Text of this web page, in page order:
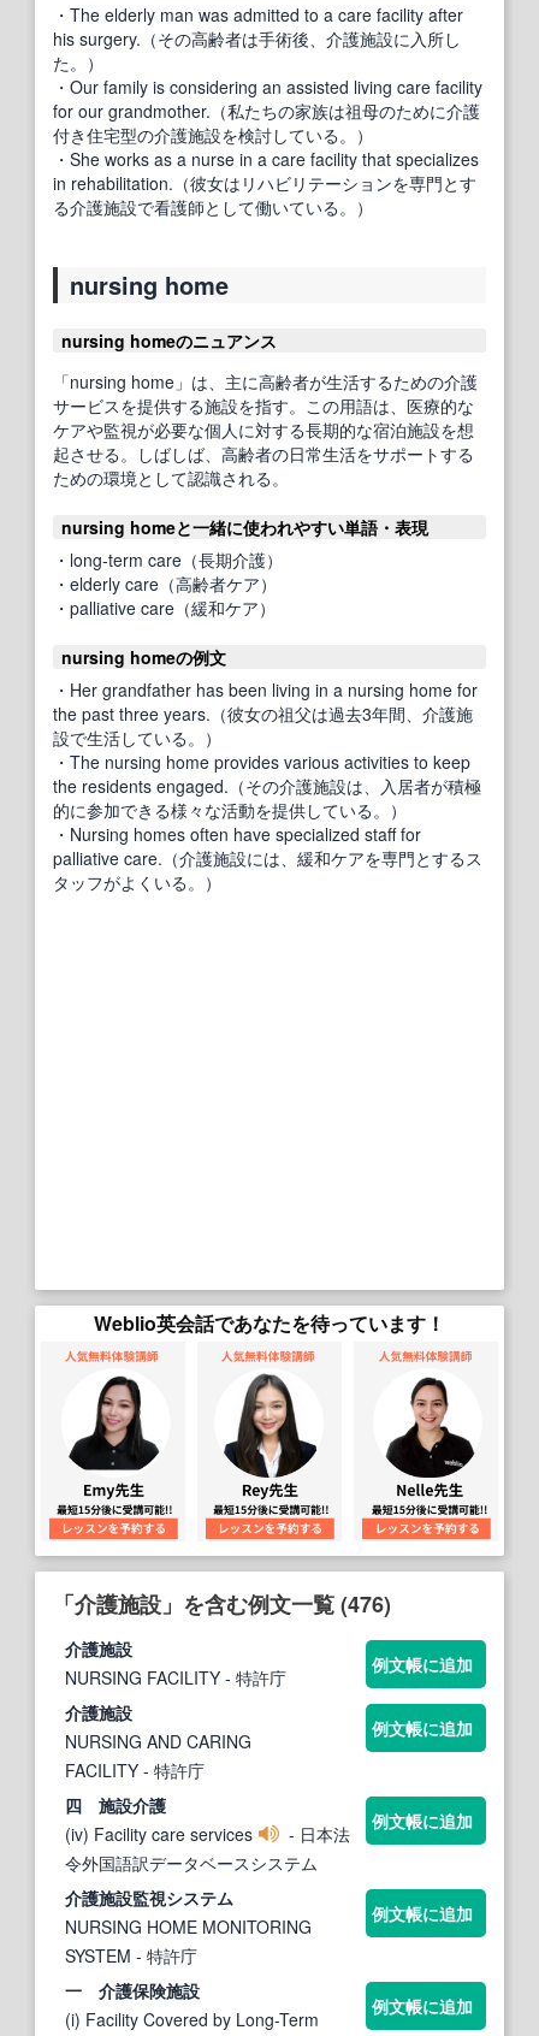
・The elderly man was admitted to a care facility after
his surgery.（その高齢者は手術後、介護施設に入所し
た。）
・Our family is considering an assisted living care facility
for our grandmother.（私たちの家族は祖母のために介護
付き住宅型の介護施設を検討している。）
・She works as a nurse in a care facility that specializes
in rehabilitation.（彼女はリハビリテーションを専門とす
る介護施設で看護師として働いている。）
nursing home
nursing homeのニュアンス
「nursing home」は、主に高齢者が生活するための介護
サービスを提供する施設を指す。この用語は、医療的な
ケアや監視が必要な個人に対する長期的な宿泊施設を想
起させる。しばしば、高齢者の日常生活をサポートする
ための環境として認識される。
nursing homeと一緒に使われやすい単語・表現
・long-term care（長期介護）
・elderly care（高齢者ケア）
・palliative care（緩和ケア）
nursing homeの例文
・Her grandfather has been living in a nursing home for
the past three years.（彼女の祖父は過去3年間、介護施
設で生活している。）
・The nursing home provides various activities to keep
the residents engaged.（その介護施設は、入居者が積極
的に参加できる様々な活動を提供している。）
・Nursing homes often have specialized staff for
palliative care.（介護施設には、緩和ケアを専門とするス
タッフがよくいる。）
Weblio英会話であなたを待っています！
「介護施設」を含む例文一覧 (476)
介護施設
NURSING FACILITY - 特許庁
例文帳に追加
介護施設
NURSING AND CARING
FACILITY - 特許庁
例文帳に追加
四 施設介護
(iv) Facility care services
- 日本法
令外国語訳データベースシステム
例文帳に追加
介護施設監視システム
NURSING HOME MONITORING
SYSTEM - 特許庁
例文帳に追加
一 介護保険施設
(i) Facility Covered by Long-Term
例文帳に追加